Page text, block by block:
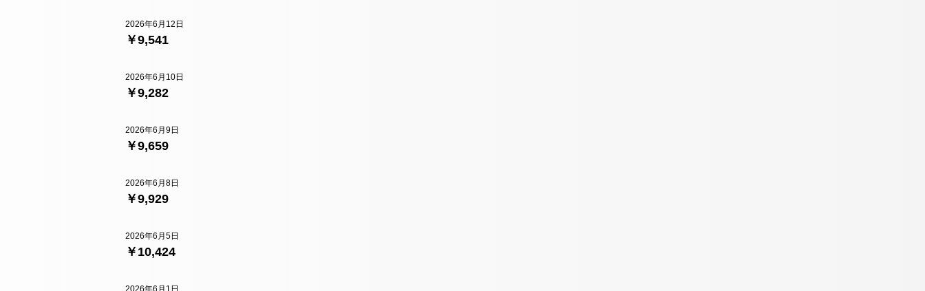
￥9,541
2026年6月12日
￥9,282
2026年6月10日
￥9,659
2026年6月9日
￥9,929
2026年6月8日
￥10,424
2026年6月5日